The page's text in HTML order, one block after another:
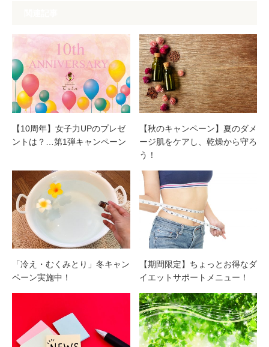
【10周年】女子力UPのプレゼ
ントは？…第1弾キャンペーン
【秋のキャンペーン】夏のダメ
ージ肌をケアし、乾燥から守ろ
う！
「冷え・むくみとり」冬キャン
ペーン実施中！
【期間限定】ちょっとお得なダ
イエットサポートメニュー！